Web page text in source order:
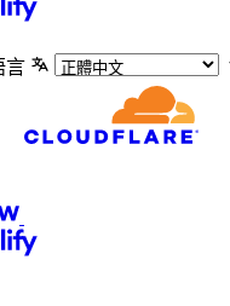
言